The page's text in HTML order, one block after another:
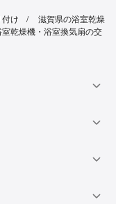
け
滋賀県の浴室乾燥
乾燥機・浴室換気扇の交